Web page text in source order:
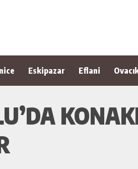
Eskipazar Eflani